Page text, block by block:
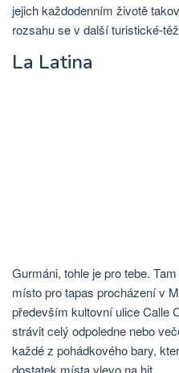
jejich každodenním životě
rozsahu se v další turistické-
La Latina
Gurmáni, tohle je pro tebe.
místo pro tapas procházení v
především kultovní ulice Calle
strávit celý odpoledne nebo
každé z pohádkového bary,
dostatek místa vlevo na hit.